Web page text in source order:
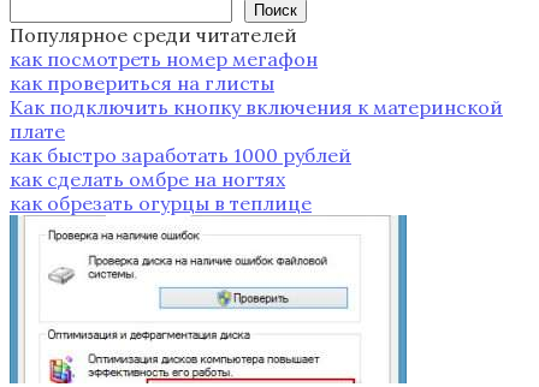
Поиск
Популярное среди читателей
как посмотреть номер мегафон
как провериться на глисты
Как подключить кнопку включения к материнской
плате
как быстро заработать 1000 рублей
как сделать омбре на ногтях
как обрезать огурцы в теплице